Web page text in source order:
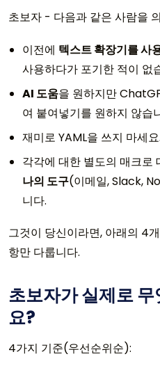
초보자 - 다음과 같은 사람을
이전에 텍스트 확장기를 사
사용하다가 포기한 적이 없
AI 도움을 원하지만
여 붙여넣기를 원하지 않습
재미로 YAML을 쓰지 마세요.
각각에 대한 별도의 매크로
나의 도구(이메일, Slack,
니다.
그것이 당신이라면, 아래의 4
항만 다룹니다.
초보자가 실제로
요?
4가지 기준(우선순위순):